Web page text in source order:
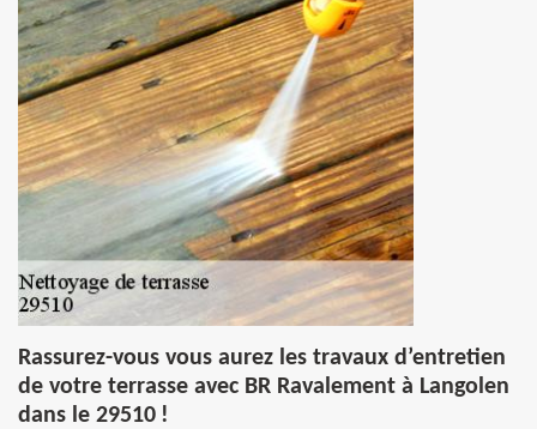
Rassurez-vous vous aurez les travaux d’entretien
de votre terrasse avec BR Ravalement à Langolen
dans le 29510 !